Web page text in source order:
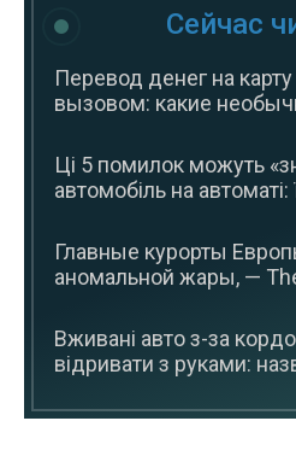
Сейчас
Перевод денег на
вызовом: какие
Ці 5 помилок можуть
автомобіль на
Главные курорты
аномальной жары, —
Вживані авто з-за
відривати з руками: